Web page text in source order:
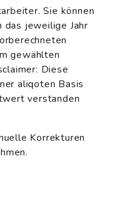
Sie können
jeweilige Jahr
gewählten
Diese
aliqoten Basis
verstanden
Korrekturen